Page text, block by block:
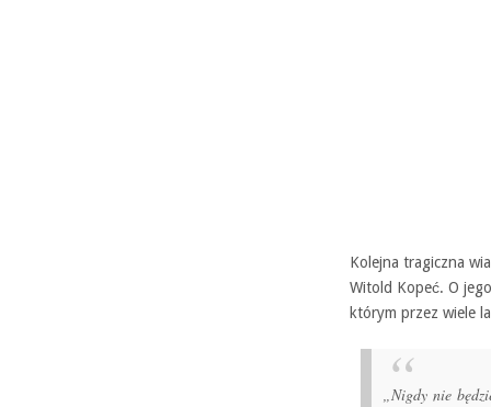
Kolejna tragiczna
Witold Kopeć. O
którym przez wiele
„Nigdy nie